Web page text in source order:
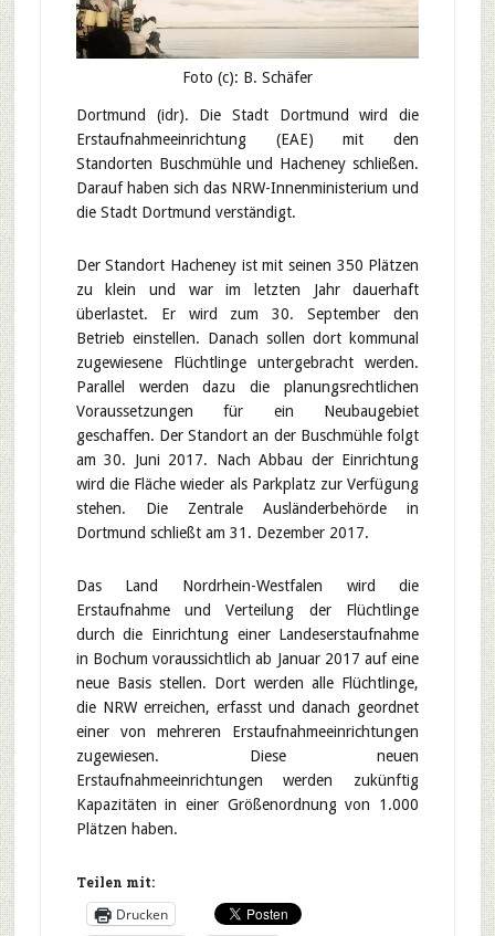
Foto (c): B. Schäfer
Dortmund (idr). Die Stadt Dortmund wird die
Erstaufnahmeeinrichtung (EAE) mit den
Standorten Buschmühle und Hacheney schließen.
Darauf haben sich das NRW-Innenministerium und
die Stadt Dortmund verständigt.
Der Standort Hacheney ist mit seinen 350 Plätzen
zu klein und war im letzten Jahr dauerhaft
überlastet. Er wird zum 30. September den
Betrieb einstellen. Danach sollen dort kommunal
zugewiesene Flüchtlinge untergebracht werden.
Parallel werden dazu die planungsrechtlichen
Voraussetzungen für ein Neubaugebiet
geschaffen. Der Standort an der Buschmühle folgt
am 30. Juni 2017. Nach Abbau der Einrichtung
wird die Fläche wieder als Parkplatz zur Verfügung
stehen. Die Zentrale Ausländerbehörde in
Dortmund schließt am 31. Dezember 2017.
Das Land Nordrhein-Westfalen wird die
Erstaufnahme und Verteilung der Flüchtlinge
durch die Einrichtung einer Landeserstaufnahme
in Bochum voraussichtlich ab Januar 2017 auf eine
neue Basis stellen. Dort werden alle Flüchtlinge,
die NRW erreichen, erfasst und danach geordnet
einer von mehreren Erstaufnahmeeinrichtungen
zugewiesen. Diese neuen
Erstaufnahmeeinrichtungen werden zukünftig
Kapazitäten in einer Größenordnung von 1.000
Plätzen haben.
Teilen mit:
Drucken